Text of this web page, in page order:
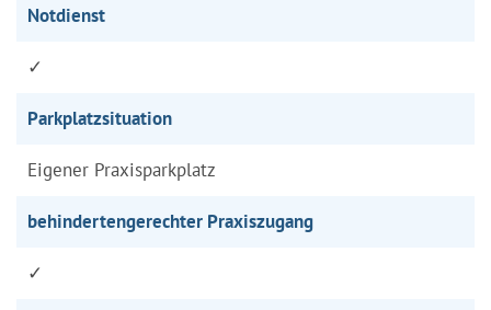
Notdienst
✓
Parkplatzsituation
Eigener Praxisparkplatz
behindertengerechter Praxiszugang
✓